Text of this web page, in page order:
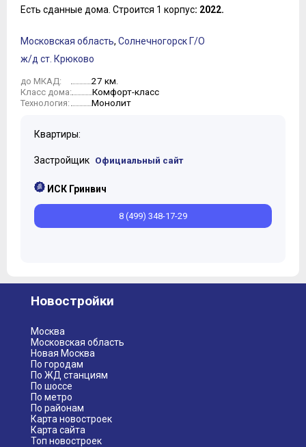
Есть сданные дома. Строится 1 корпус: 2022.
Московская область, Солнечногорск Г/О
ж/д ст. Крюково
до МКАД: 27 км.
Класс дома: Комфорт-класс
Технология: Монолит
Квартиры:
Застройщик Официальный сайт
ИСК Гринвич
8 (499) 348-17-29
Новостройки
Москва
Московская область
Новая Москва
По городам
По ЖД станциям
По шоссе
По метро
По районам
Карта новостроек
Карта сайта
Топ новостроек